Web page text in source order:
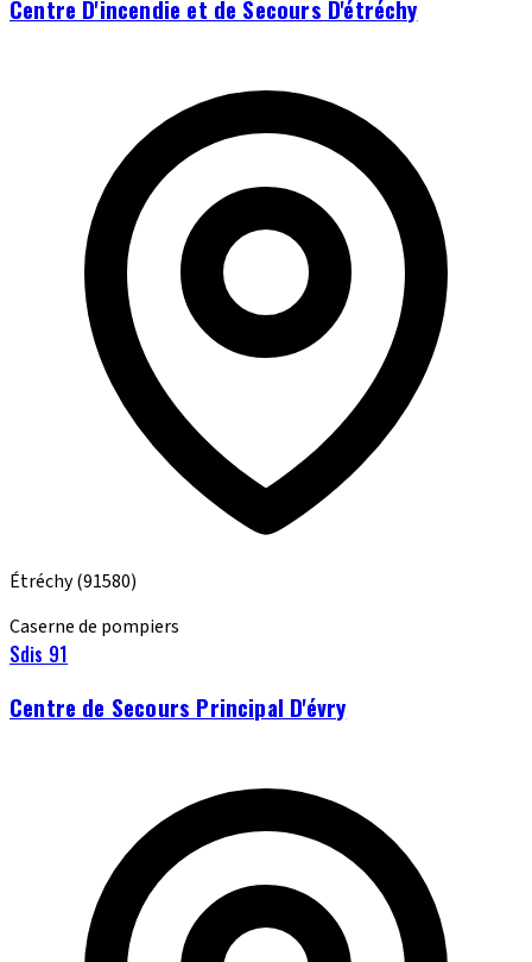
Centre D'incendie et de Secours D'étréchy
Étréchy(91580)
Caserne de pompiers
Sdis 91
Centre de Secours Principal D'évry